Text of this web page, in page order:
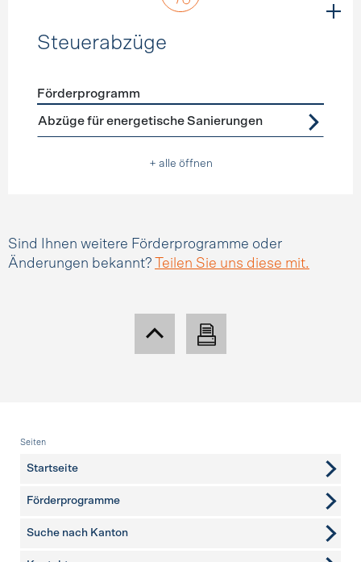
Steuerabzüge
Förderprogramme Steuerabzüge
Förderprogramm
Abzüge für energetische Sanierungen
+ alle öffnen
Sind Ihnen weitere Förderprogramme oder
Änderungen bekannt?
Teilen Sie uns diese mit.
Fusszeile
Seiten
Startseite
Förderprogramme
Suche nach Kanton